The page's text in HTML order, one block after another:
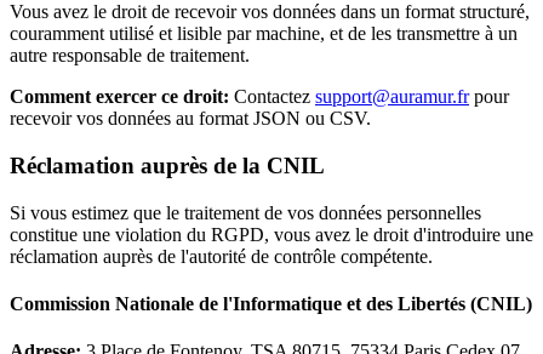
Vous avez le droit de recevoir vos données dans un format structuré,
couramment utilisé et lisible par machine, et de les transmettre à un
autre responsable de traitement.
Comment exercer ce droit: Contactez support@auramur.frpour
recevoir vos données au format JSON ou CSV.
Réclamation auprès de la CNIL
Si vous estimez que le traitement de vos données personnelles
constitue une violation du RGPD, vous avez le droit d'introduire une
réclamation auprès de l'autorité de contrôle compétente.
Commission Nationale de l'Informatique et des Libertés (CNIL)